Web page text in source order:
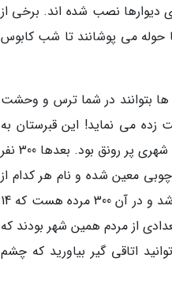
نصب شده اند. برخی از
حوله می پوشانند تا شب کابوس
ها بتوانند در شما ترس و وحشت
زده می نماید! این قبرستان به
زمانی برمی شود که شهر تونوپا به خاطر معدن های زیادی که داشت با 50 هزار نفر جمعیت، شهری پر رونق بود. بعدها 300 نفر
معین شده و نام هر کدام از
آن ها هم بر روی تابلویی در بالای قبر نوشته شده است. این قبرستان در سال 1901 تاسیس شد و در آن 300 مرده هست که 14
بقیه هم تعدادی از مردم همین شهر بودند که
می توانید اتاقی گیر بیاورید که چشم